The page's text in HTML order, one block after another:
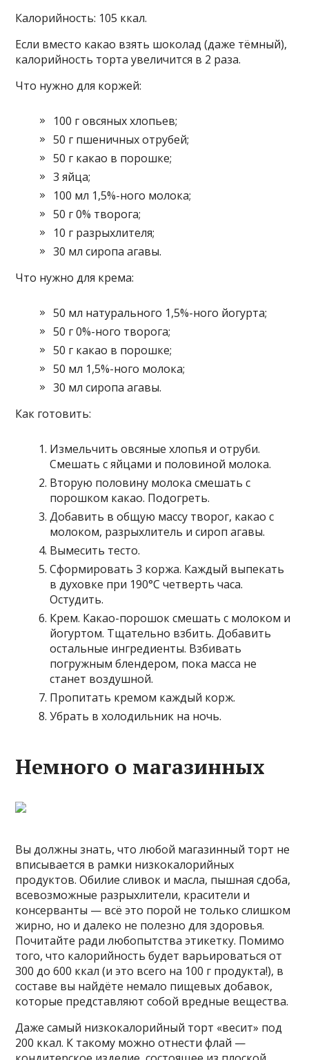
Калорийность: 105 ккал.
Если вместо какао взять шоколад (даже тёмный),
калорийность торта увеличится в 2 раза.
Что нужно для коржей:
100 г овсяных хлопьев;
50 г пшеничных отрубей;
50 г какао в порошке;
3 яйца;
100 мл 1,5%-ного молока;
50 г 0% творога;
10 г разрыхлителя;
30 мл сиропа агавы.
Что нужно для крема:
50 мл натурального 1,5%-ного йогурта;
50 г 0%-ного творога;
50 г какао в порошке;
50 мл 1,5%-ного молока;
30 мл сиропа агавы.
Как готовить:
Измельчить овсяные хлопья и отруби.
Смешать с яйцами и половиной молока.
Вторую половину молока смешать с
порошком какао. Подогреть.
Добавить в общую массу творог, какао с
молоком, разрыхлитель и сироп агавы.
Вымесить тесто.
Сформировать 3 коржа. Каждый выпекать
в духовке при 190°С четверть часа.
Остудить.
Крем. Какао-порошок смешать с молоком и
йогуртом. Тщательно взбить. Добавить
остальные ингредиенты. Взбивать
погружным блендером, пока масса не
станет воздушной.
Пропитать кремом каждый корж.
Убрать в холодильник на ночь.
Немного о магазинных
Вы должны знать, что любой магазинный торт не
вписывается в рамки низкокалорийных
продуктов. Обилие сливок и масла, пышная сдоба,
всевозможные разрыхлители, красители и
консерванты — всё это порой не только слишком
жирно, но и далеко не полезно для здоровья.
Почитайте ради любопытства этикетку. Помимо
того, что калорийность будет варьироваться от
300 до 600 ккал (и это всего на 100 г продукта!), в
составе вы найдёте немало пищевых добавок,
которые представляют собой вредные вещества.
Даже самый низкокалорийный торт «весит» под
200 ккал. К такому можно отнести флай —